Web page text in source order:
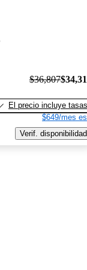
$36,807
El precio incluye tasas
$649/mes
Verif. disponibilidad